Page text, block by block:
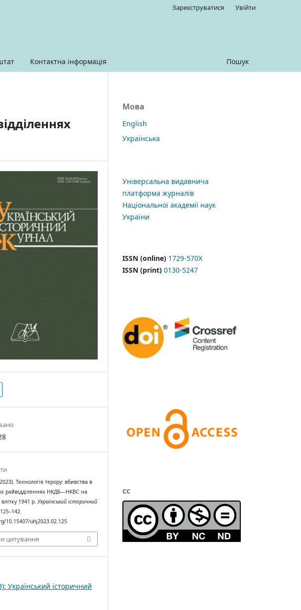
Контактна інформація Пошук
Зареєструватися Увійти
Технологія терору: вбивства в
райвідділеннях НКДБ—НКВС на
1941 р.Український історичний
10.15407/uhj2023.02.125
цитування
Український історичний
Мова
English
Українська
Універсальна видавнича
платформа журналів
Національної академії наук
України
ISSN (online) 1729-570X
ISSN (print) 0130-5247
cc